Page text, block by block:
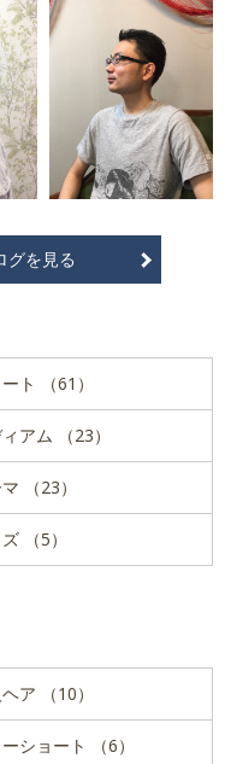
グを見る
ト （61）
アム （23）
（23）
（5）
ア （10）
ショート （6）